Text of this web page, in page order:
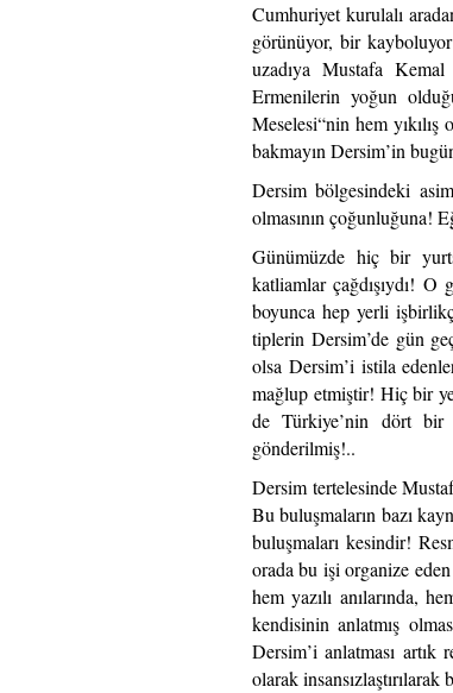
Cumhuriyet kurulalı
görünüyor, bir
uzadıya Mustafa
Ermenilerin yoğun
Meselesi“nin hem
bakmayın Dersim’in
Dersim bölgesindeki
olmasının çoğunluğuna!
Günümüzde hiç bir
katliamlar çağdışıydı!
boyunca hep yerli
tiplerin Dersim’de gün
olsa Dersim’i istila
mağlup etmiştir! Hiç bir
de Türkiye’nin dört bir
gönderilmiş!..
Dersim tertelesinde
Bu buluşmaların bazı
buluşmaları kesindir!
orada bu işi organize
hem yazılı anılarında,
kendisinin anlatmış
Dersim’i anlatması
olarak insansızlaştırılarak